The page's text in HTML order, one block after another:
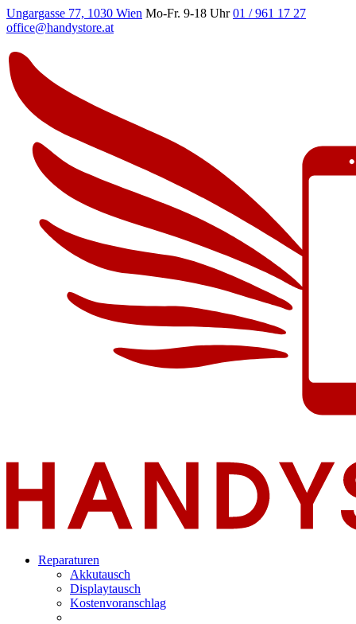
Ungargasse 77, 1030 Wien Mo-Fr. 9-18 Uhr 01 / 961 17 27
office@handystore.at
Reparaturen
Akkutausch
Displaytausch
Kostenvoranschlag